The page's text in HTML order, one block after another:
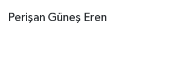
Perişan Güneş Eren